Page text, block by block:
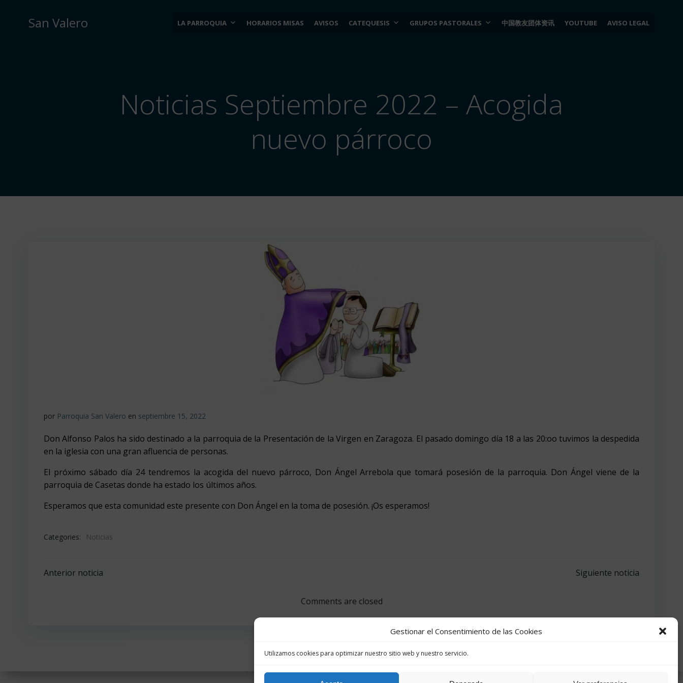
Gestionar el Consentimiento de las Cookies
Utilizamos cookies para optimizar nuestro sitio web y nuestro servicio.
contenidoSan Valero LA PARROQUIA HORARIOS MISAS AVISOS CATEQUESIS GRUPOS PASTORALES 中国教友团体资讯 YOUTUBE AVISO LEGAL
Noticias Septiembre 2022 – Acogida
nuevo párroco
por Parroquia San Valero en septiembre 15, 2022
Don Alfonso Palos ha sido destinado a la parroquia de la Presentación de la Virgen en Zaragoza. El pasado domingo día 18 a las 20:oo tuvimos la despedida
en la iglesia con una gran afluencia de personas.
El próximo sábado día 24 tendremos la acogida del nuevo párroco, Don Ángel Arrebola que tomará posesión de la parroquia. Don Ángel viene de la
parroquia de Casetas donde ha estado los últimos años.
Esperamos que esta comunidad este presente con Don Ángel en la toma de posesión. ¡Os esperamos!
Categories: Noticias
Navegación
Anterior noticia
por
las
entradas
Siguiente noticia
Comments are closed